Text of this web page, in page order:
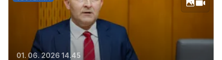
01. 06. 2026 14.45